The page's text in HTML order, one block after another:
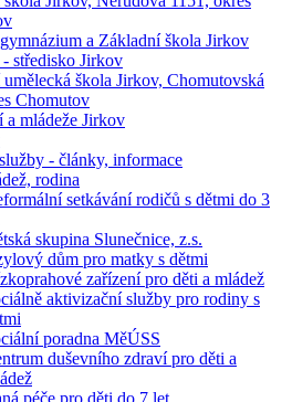
a Základní škola Jirkov
středisko Jirkov
škola Jirkov, Chomutovská
Chomutov
a mládeže Jirkov
- články, informace
rodina
setkávání rodičů s dětmi do 3
skupina Slunečnice, z.s.
dům pro matky s dětmi
zařízení pro děti a mládež
aktivizační služby pro rodiny s
poradna MěÚSS
duševního zdraví pro děti a
péče pro děti do 7 let